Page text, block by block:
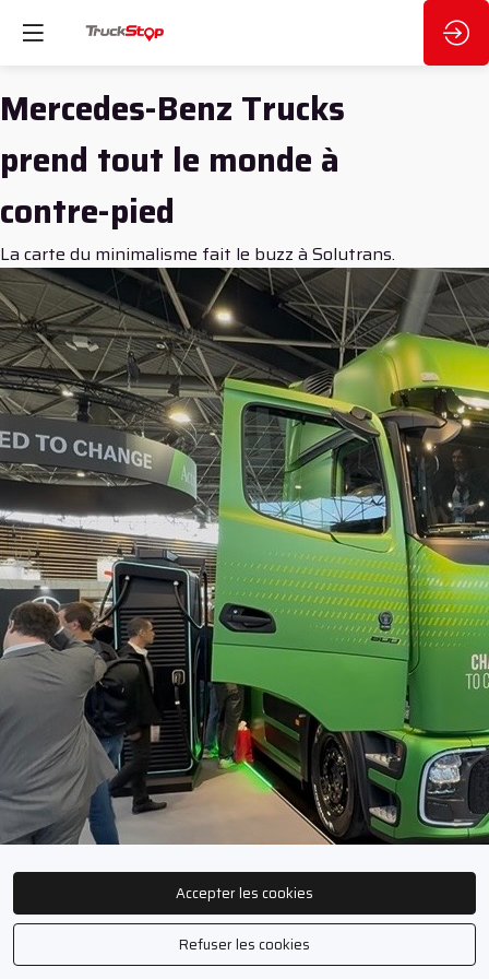
Mercedes-Benz Trucks
prend tout le monde à
contre-pied
La carte du minimalisme fait le buzz à Solutrans.
Publié le21 novembre 2025
Ajouter à mes favoris
Accepter les cookies
Refuser les cookies